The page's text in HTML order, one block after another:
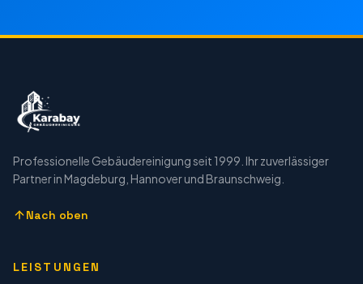
Professionelle Gebäudereinigung seit 1999. Ihr zuverlässiger
Partner in Magdeburg, Hannover und Braunschweig.
Nach oben
LEISTUNGEN